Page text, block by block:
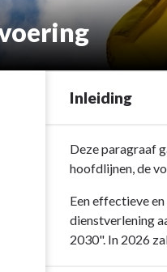
Inleiding
Terug
Paragraaf
Bedrijfsvoering
Deze paragraaf
hoofdlijnen, de
Een effectieve
dienstverlening
2030". In 2026